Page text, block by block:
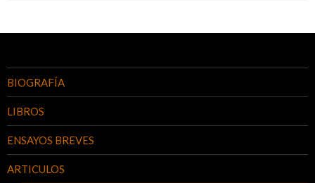
BIOGRAFÍA
LIBROS
ENSAYOS BREVES
ARTICULOS